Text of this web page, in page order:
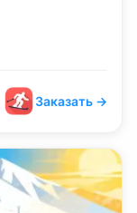
Заказать →